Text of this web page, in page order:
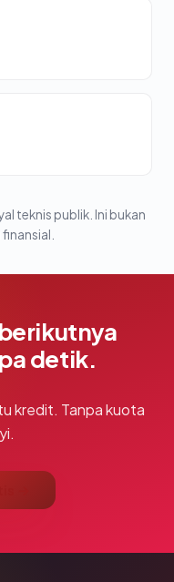
teknis publik. Ini bukan
detik.
kredit. Tanpa kuota
→